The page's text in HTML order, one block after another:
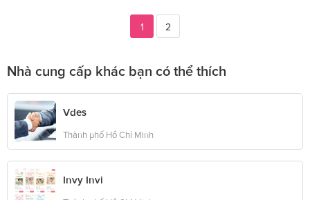
1 2
Nhà cung cấp khác bạn có thể thích
Vdes
Thành phố Hồ Chí Minh
Invy Invi